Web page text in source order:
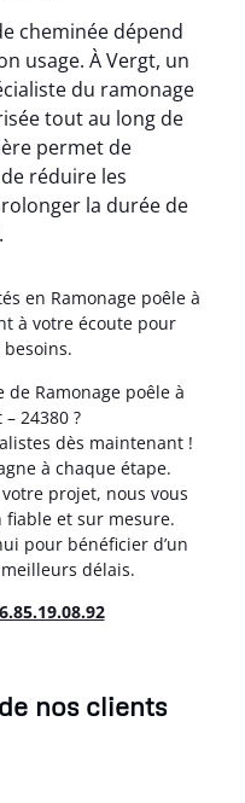
cheminée dépend
usage. À Vergt, un
du ramonage
tout au long de
permet de
réduire les
la durée de
en Ramonage poêle à
à votre écoute pour
de Ramonage poêle à
24380 ?
dès maintenant !
à chaque étape.
projet, nous vous
et sur mesure.
pour bénéficier d’un
délais.
nos clients